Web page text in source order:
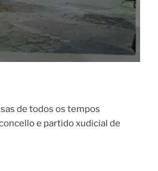
de todos os tempos
e partido xudicial de